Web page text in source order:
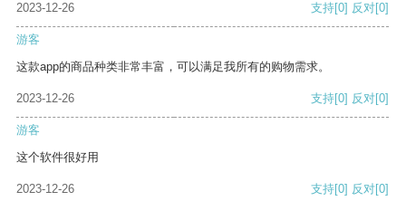
2023-12-26 支持[0] 反对[0]
游客
这款app的商品种类非常丰富，可以满足我所有的购物需求。
2023-12-26 支持[0] 反对[0]
游客
这个软件很好用
2023-12-26 支持[0] 反对[0]